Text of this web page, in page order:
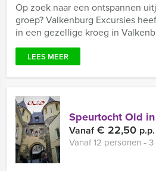
Op zoek naar een ontspannen
groep? Valkenburg Excursies
in een gezellige kroeg in
LEES MEER
Speurtocht Old
Vanaf€ 22,50
Vanaf 12 personen ‐